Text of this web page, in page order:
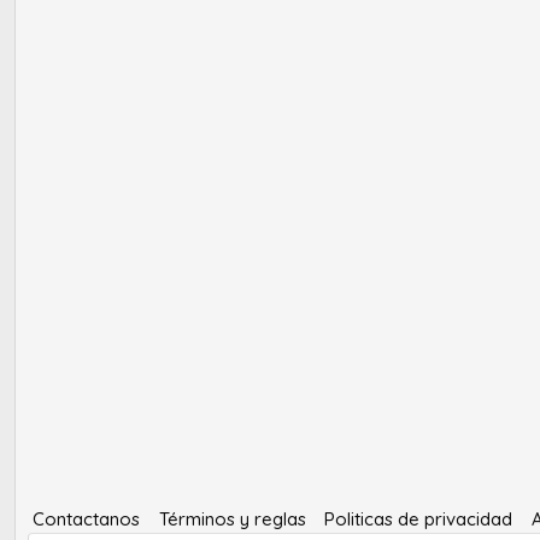
Contactanos Términos y reglas Politicas de privacidad